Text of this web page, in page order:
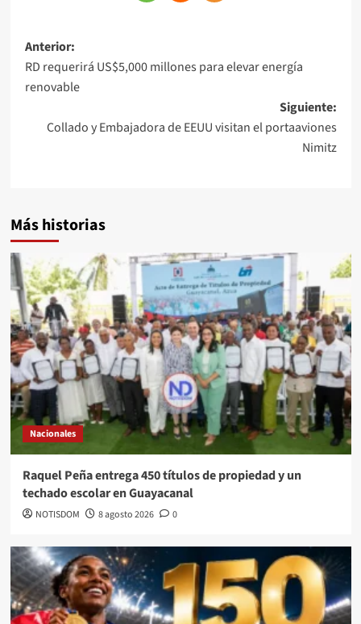
Anterior:
RD requerirá US$5,000 millones para elevar energía
renovable
Siguiente:
Collado y Embajadora de EEUU visitan el portaaviones
Nimitz
Más historias
Nacionales
Raquel Peña entrega 450 títulos de propiedad y un
techado escolar en Guayacanal
NOTISDOM 8 agosto 2026 0